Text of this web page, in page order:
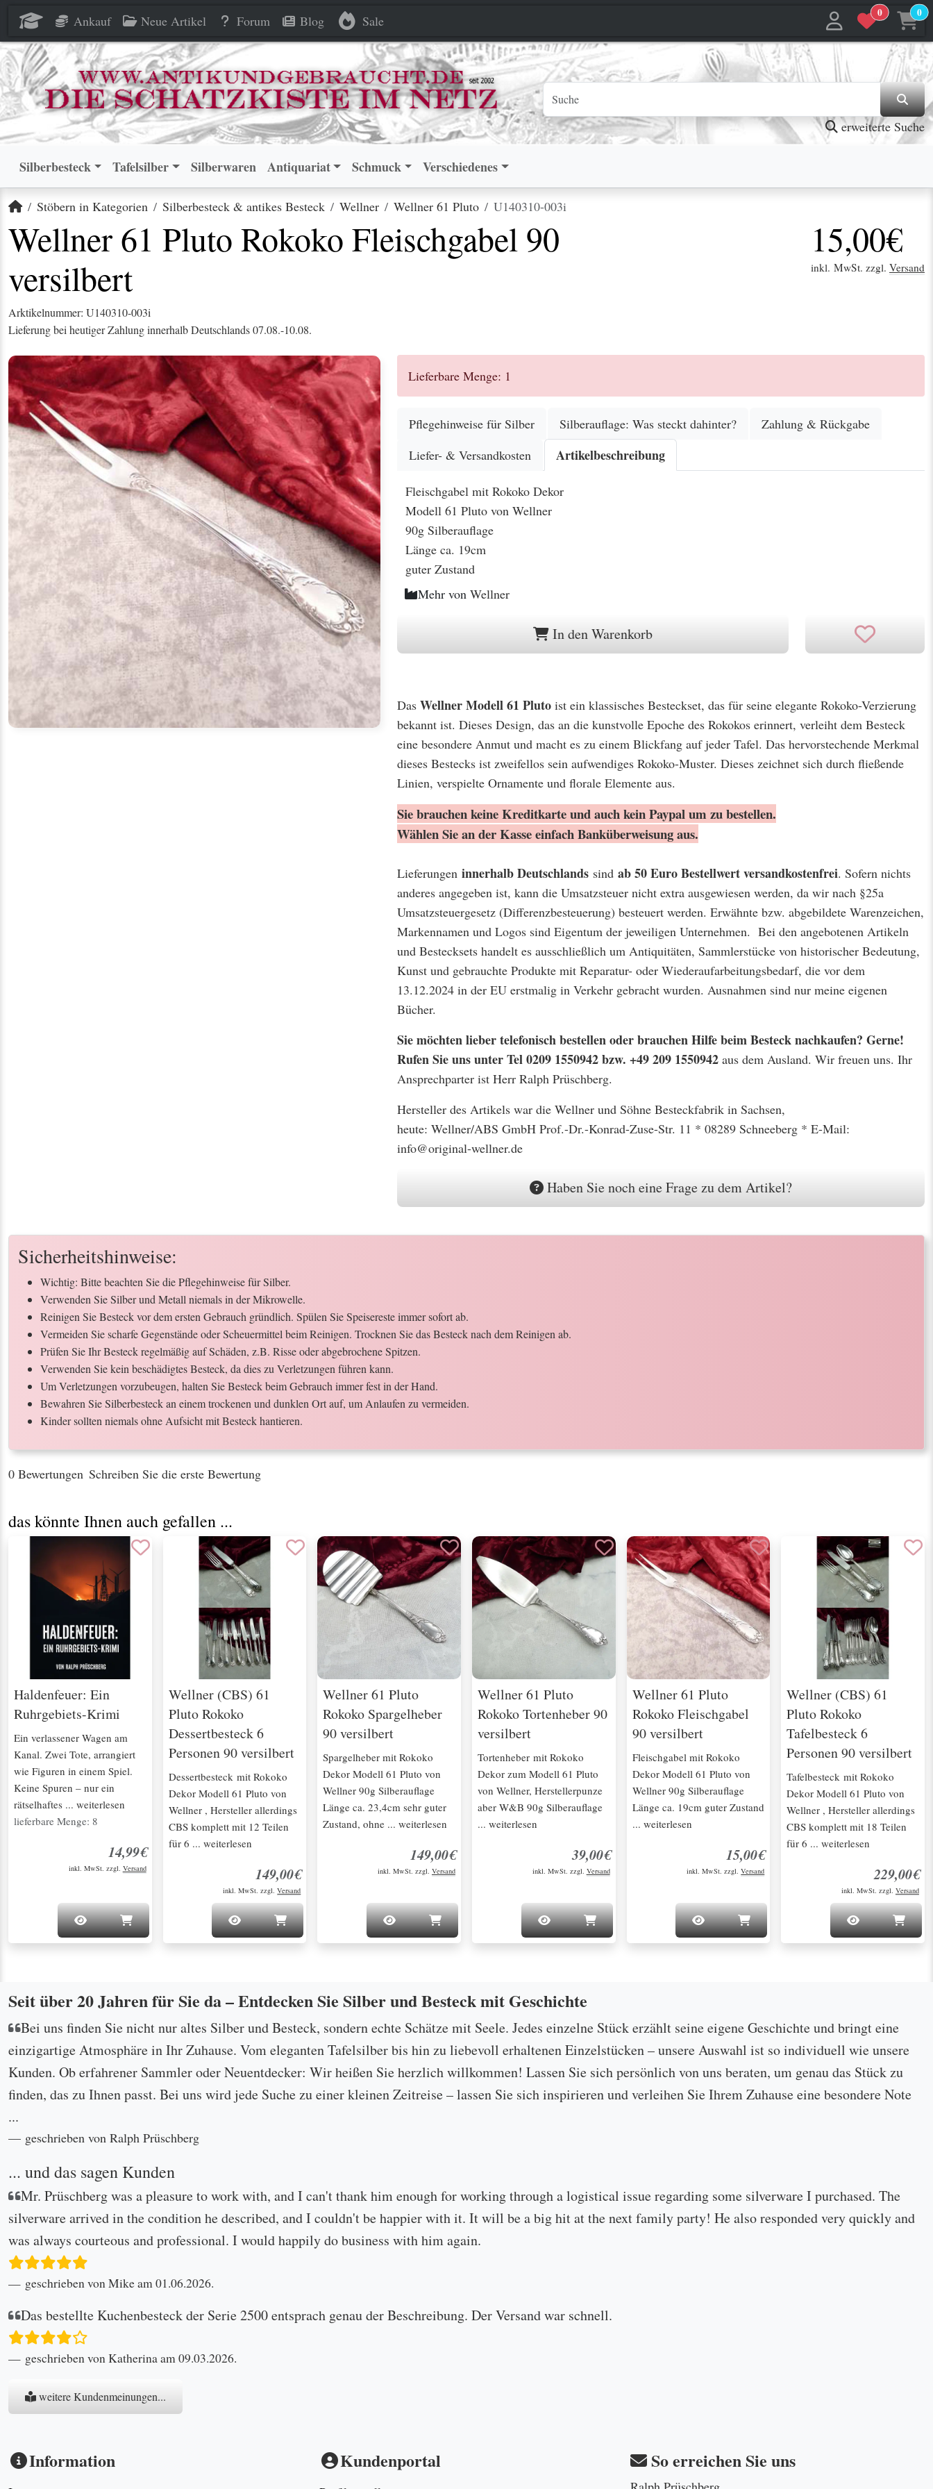
Ankauf Neue Artikel Forum Blog Sale
0 0
erweiterte Suche
Silberbesteck Tafelsilber Silberwaren Antiquariat Schmuck Verschiedenes
Startseite
Stöbern in Kategorien Silberbesteck & antikes Besteck Wellner Wellner 61 Pluto U140310-003i
Wellner 61 Pluto Rokoko Fleischgabel 90
versilbert
15,00€
inkl. MwSt. zzgl. Versand
Arktikelnummer: U140310-003i
Lieferung bei heutiger Zahlung innerhalb Deutschlands 07.08.-10.08.
Lieferbare Menge: 1
Pflegehinweise für Silber Silberauflage: Was steckt dahinter?
Zahlung & Rückgabe
Liefer- & Versandkosten
Artikelbeschreibung
Fleischgabel mit Rokoko Dekor
Modell 61 Pluto von Wellner
90g Silberauflage
Länge ca. 19cm
guter Zustand
Mehr von Wellner
In den Warenkorb
Das Wellner Modell 61 Pluto ist ein klassisches Besteckset, das für seine elegante Rokoko-Verzierung
bekannt ist. Dieses Design, das an die kunstvolle Epoche des Rokokos erinnert, verleiht dem Besteck
eine besondere Anmut und macht es zu einem Blickfang auf jeder Tafel. Das hervorstechende Merkmal
dieses Bestecks ist zweifellos sein aufwendiges Rokoko-Muster. Dieses zeichnet sich durch fließende
Linien, verspielte Ornamente und florale Elemente aus.
Sie brauchen keine Kreditkarte und auch kein Paypal um zu bestellen.
Wählen Sie an der Kasse einfach Banküberweisung aus.
Lieferungen innerhalb Deutschlands sind ab 50 Euro Bestellwertversandkostenfrei. Sofern nichts
anderes angegeben ist, kann die Umsatzsteuer nicht extra ausgewiesen werden, da wir nach §25a
Umsatzsteuergesetz (Differenzbesteuerung) besteuert werden. Erwähnte bzw. abgebildete Warenzeichen,
Markennamen und Logos sind Eigentum der jeweiligen Unternehmen. Bei den angebotenen Artikeln
und Bestecksets handelt es ausschließlich um Antiquitäten, Sammlerstücke von historischer Bedeutung,
Kunst und gebrauchte Produkte mit Reparatur- oder Wiederaufarbeitungsbedarf, die vor dem
13.12.2024 in der EU erstmalig in Verkehr gebracht wurden. Ausnahmen sind nur meine eigenen
Bücher.
Sie möchten lieber telefonisch bestellen oder brauchen Hilfe beim Besteck nachkaufen? Gerne!
Rufen Sie uns unter Tel 0209 1550942 bzw. +49 209 1550942 aus dem Ausland. Wir freuen uns. Ihr
Ansprechparter ist Herr Ralph Prüschberg.
Hersteller des Artikels war die Wellner und Söhne Besteckfabrik in Sachsen,
heute: Wellner/ABS GmbH Prof.-Dr.-Konrad-Zuse-Str. 11 * 08289 Schneeberg * E-Mail:
info@original-wellner.de
Haben Sie noch eine Frage zu dem Artikel?
Sicherheitshinweise:
Wichtig: Bitte beachten Sie die Pflegehinweise für Silber.
Verwenden Sie Silber und Metall niemals in der Mikrowelle.
Reinigen Sie Besteck vor dem ersten Gebrauch gründlich. Spülen Sie Speisereste immer sofort ab.
Vermeiden Sie scharfe Gegenstände oder Scheuermittel beim Reinigen. Trocknen Sie das Besteck nach dem Reinigen ab.
Prüfen Sie Ihr Besteck regelmäßig auf Schäden, z.B. Risse oder abgebrochene Spitzen.
Verwenden Sie kein beschädigtes Besteck, da dies zu Verletzungen führen kann.
Um Verletzungen vorzubeugen, halten Sie Besteck beim Gebrauch immer fest in der Hand.
Bewahren Sie Silberbesteck an einem trockenen und dunklen Ort auf, um Anlaufen zu vermeiden.
Kinder sollten niemals ohne Aufsicht mit Besteck hantieren.
0 Bewertungen Schreiben Sie die erste Bewertung
Wellner 61 Pluto Rokoko Fleischgabel 90 versilbert jetzt in den Warenkorb
Wellner 61 Pluto Rokoko Fleischgabel 90 versilbert jetzt in den Warenkorb
das könnte Ihnen auch gefallen ...
Haldenfeuer: Ein
Ruhrgebiets-Krimi
Ein verlassener Wagen am
Kanal. Zwei Tote, arrangiert
wie Figuren in einem Spiel.
Keine Spuren – nur ein
rätselhaftes ... weiterlesen
lieferbare Menge: 8
14,99€
inkl. MwSt. zzgl. Versand
Wellner (CBS) 61
Pluto Rokoko
Dessertbesteck 6
Personen 90 versilbert
Dessertbesteck mit Rokoko
Dekor Modell 61 Pluto von
Wellner , Hersteller allerdings
CBS komplett mit 12 Teilen
für 6 ... weiterlesen
149,00€
inkl. MwSt. zzgl.Versand
Wellner 61 Pluto
Rokoko Spargelheber
90 versilbert
Spargelheber mit Rokoko
Dekor Modell 61 Pluto von
Wellner 90g Silberauflage
Länge ca. 23,4cm sehr guter
Zustand, ohne ... weiterlesen
149,00€
inkl. MwSt. zzgl. Versand
Wellner 61 Pluto
Rokoko Tortenheber 90
versilbert
Tortenheber mit Rokoko
Dekor zum Modell 61 Pluto
von Wellner, Herstellerpunze
aber W&B 90g Silberauflage
... weiterlesen
39,00€
inkl. MwSt. zzgl. Versand
Wellner 61 Pluto
Rokoko Fleischgabel
90 versilbert
Fleischgabel mit Rokoko
Dekor Modell 61 Pluto von
Wellner 90g Silberauflage
Länge ca. 19cm guter Zustand
... weiterlesen
15,00€
inkl. MwSt. zzgl.Versand
Wellner (CBS) 61
Pluto Rokoko
Tafelbesteck 6
Personen 90 versilbert
Tafelbesteck mit Rokoko
Dekor Modell 61 Pluto von
Wellner , Hersteller allerdings
CBS komplett mit 18 Teilen
für 6 ... weiterlesen
229,00€
inkl. MwSt. zzgl. Versand
Seit über 20 Jahren für Sie da – Entdecken Sie Silber und Besteck mit Geschichte
Bei uns finden Sie nicht nur altes Silber und Besteck, sondern echte Schätze mit Seele. Jedes einzelne Stück erzählt seine eigene Geschichte und bringt eine
einzigartige Atmosphäre in Ihr Zuhause. Vom eleganten Tafelsilber bis hin zu liebevoll erhaltenen Einzelstücken – unsere Auswahl ist so individuell wie unsere
Kunden. Ob erfahrener Sammler oder Neuentdecker: Wir heißen Sie herzlich willkommen! Lassen Sie sich persönlich von uns beraten, um genau das Stück zu
finden, das zu Ihnen passt. Bei uns wird jede Suche zu einer kleinen Zeitreise – lassen Sie sich inspirieren und verleihen Sie Ihrem Zuhause eine besondere Note
...
geschrieben von Ralph Prüschberg
... und das sagen Kunden
Mr. Prüschberg was a pleasure to work with, and I can't thank him enough for working through a logistical issue regarding some silverware I purchased. The
silverware arrived in the condition he described, and I couldn't be happier with it. It will be a big hit at the next family party! He also responded very quickly and
was always courteous and professional. I would happily do business with him again.
geschrieben von Mike am 01.06.2026.
Das bestellte Kuchenbesteck der Serie 2500 entsprach genau der Beschreibung. Der Versand war schnell.
geschrieben von Katherina am 09.03.2026.
weitere Kundenmeinungen...
Information Kundenportal So erreichen Sie uns